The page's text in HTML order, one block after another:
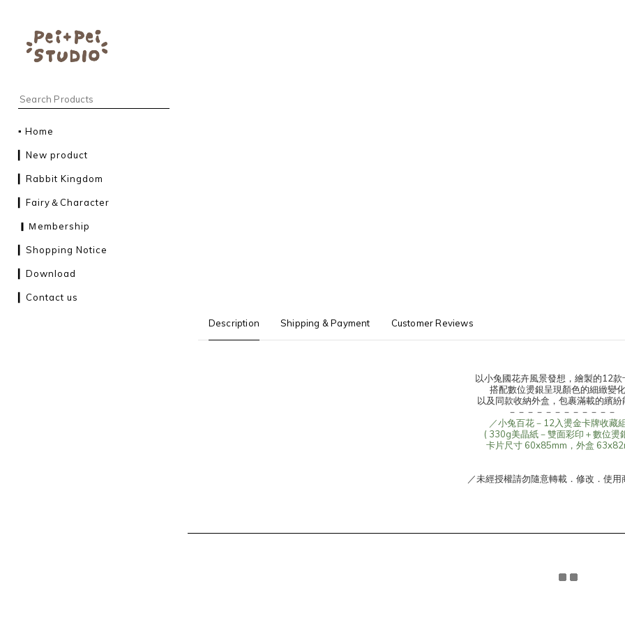
▪︎ Home
▎New product
▎Rabbit Kingdom
▎Fairy＆Character
▎Ｍembership
▎Shopping Notice
▎Download
▎Contact us
Description Shipping & Payment Customer Reviews
以小兔國花卉風景發想，繪製的12款
搭配數位燙銀呈現顏色的細緻變
以及同款收納外盒，包裹滿載的繽紛
－－－－－－－－－－－－
／小兔百花－12入燙金卡牌收藏
( 330g美晶紙－雙面彩印＋數位燙
卡片尺寸 60x85mm，外盒
／未經授權請勿隨意轉載．修改．使用